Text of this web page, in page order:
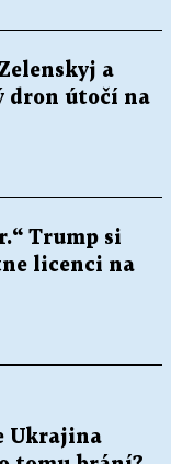
a
dron útočí na
Trump si
licenci na
Ukrajina